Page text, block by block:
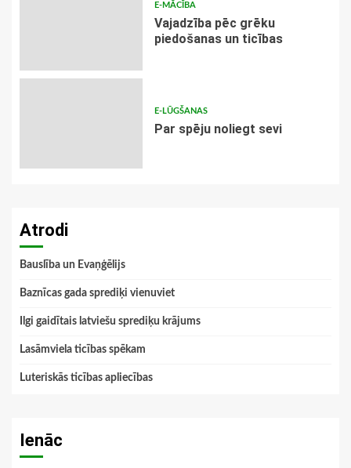
E-MĀCĪBA
Vajadzība pēc grēku
piedošanas un ticības
E-LŪGŠANAS
Par spēju noliegt sevi
Atrodi
Bauslība un Evaņģēlijs
Baznīcas gada sprediķi vienuviet
Ilgi gaidītais latviešu sprediķu krājums
Lasāmviela ticības spēkam
Luteriskās ticības apliecības
Ienāc